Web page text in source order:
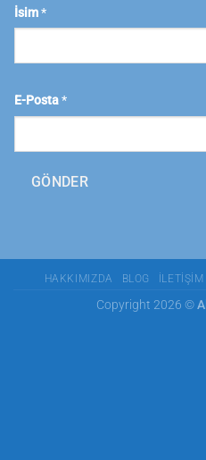
İsim*
E-Posta*
GÖNDER
HAKKIMIZDA BLOG İLETIŞIM
Copyright 2026 ©